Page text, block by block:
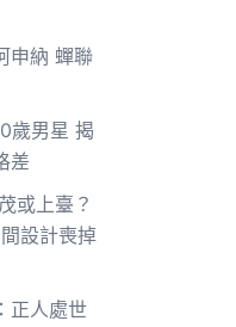
申納 蟬聯
歲男星 揭
差
或上臺？
設計喪掉
正人處世